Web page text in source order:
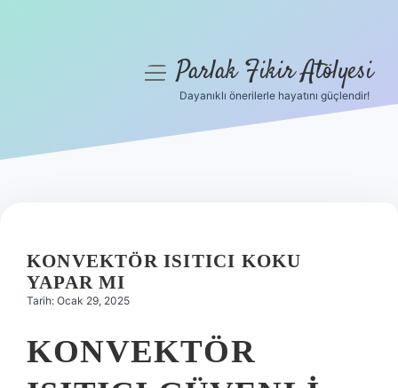
Hakkımızda
menüyüParlak Fikir Atölyesi
Dayanıklı önerilerle hayatını güçlendir!
KONVEKTÖR ISITICI KOKU
YAPAR MI
Tarih: Ocak 29, 2025
KONVEKTÖR